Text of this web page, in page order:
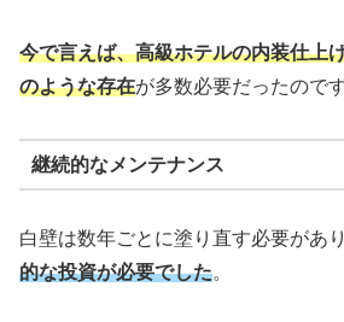
今で言えば、高級ホテルの内装仕上
のような存在が多数必要だったのです
継続的なメンテナンス
白壁は数年ごとに塗り直す必要があり
的な投資が必要でした。